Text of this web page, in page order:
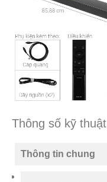
Thông số kỹ thuật
Thông tin chung